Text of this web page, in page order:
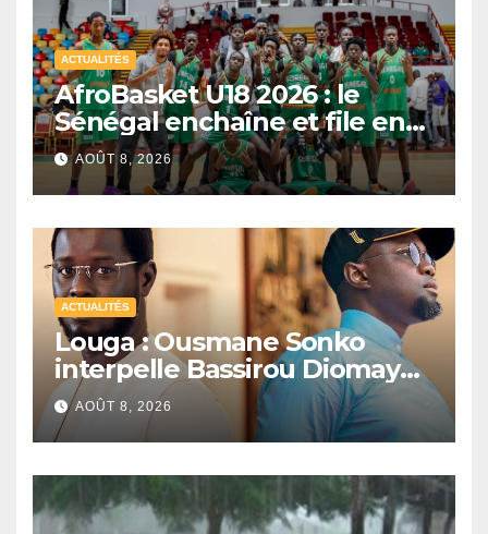
ACTUALITÉS
AfroBasket U18 2026 : le
Sénégal enchaîne et file en
quarts de finale
AOÛT 8, 2026
ACTUALITÉS
Louga : Ousmane Sonko
interpelle Bassirou Diomaye
Faye sur la date des élections
locales
AOÛT 8, 2026